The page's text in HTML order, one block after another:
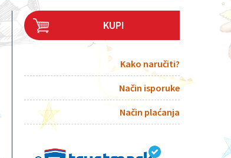
KUPI
Kako naručiti?
Način isporuke
Način plaćanja